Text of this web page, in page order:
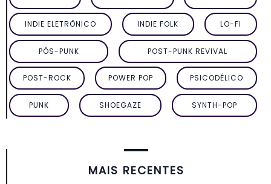
INDIE ELETRÔNICO INDIE FOLK LO-FI
PÓS-PUNK POST-PUNK REVIVAL
POST-ROCK POWER POP PSICODÉLICO
PUNK SHOEGAZE SYNTH-POP
MAIS RECENTES